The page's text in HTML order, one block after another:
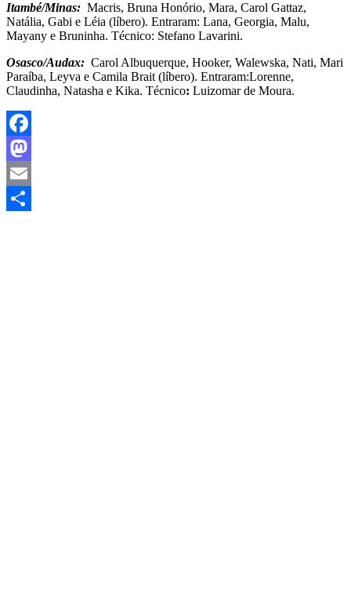
Itambé/Minas: Macris, Bruna Honório, Mara, Carol Gattaz,
Natália, Gabi e Léia (líbero). Entraram: Lana, Georgia, Malu,
Mayany e Bruninha. Técnico: Stefano Lavarini.
Osasco/Audax: Carol Albuquerque, Hooker, Walewska, Nati, Mari
Paraíba, Leyva e Camila Brait (líbero). Entraram:Lorenne,
Claudinha, Natasha e Kika. Técnico: Luizomar de Moura.
Facebook
Mastodon
Email